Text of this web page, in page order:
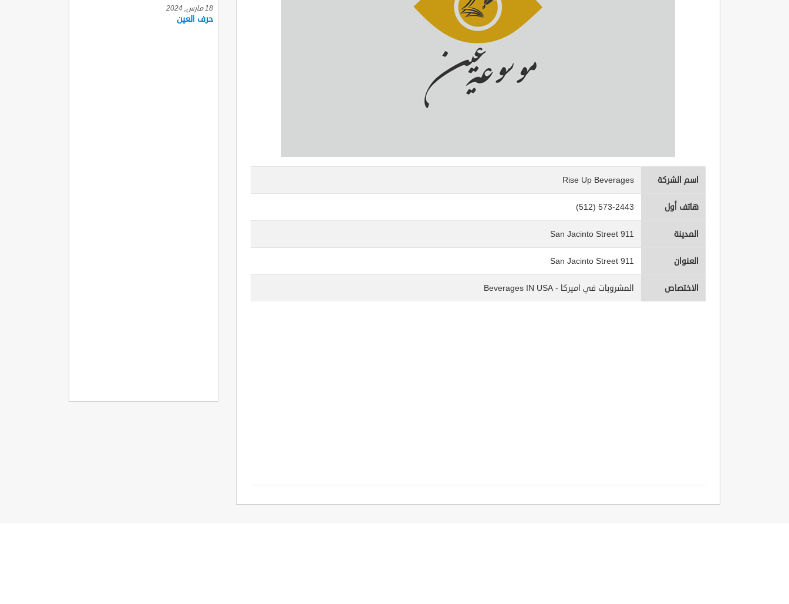
اسم الشركة Rise Up Beverages
هاتف أول (512) 573-2443
المدينة 911 San Jacinto Street
العنوان 911 San Jacinto Street
الاختصاص المشروبات في اميركا - Beverages IN USA
18 مارس, 2024
حرف العين